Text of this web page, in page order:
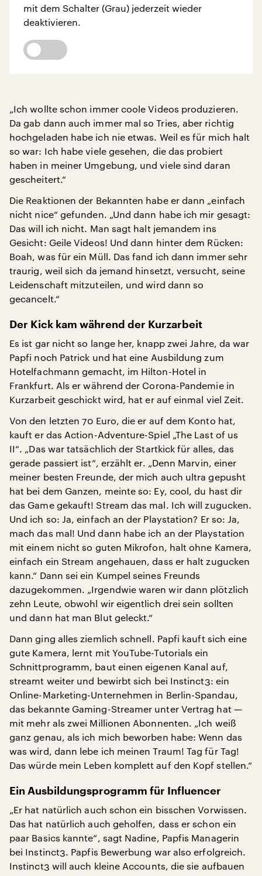
mit dem Schalter (Grau) jederzeit wieder
deaktivieren.
„Ich wollte schon immer coole Videos produzieren.
Da gab dann auch immer mal so Tries, aber richtig
hochgeladen habe ich nie etwas. Weil es für mich halt
so war: Ich habe viele gesehen, die das probiert
haben in meiner Umgebung, und viele sind daran
gescheitert.“
Die Reaktionen der Bekannten habe er dann „einfach
nicht nice“ gefunden. „Und dann habe ich mir gesagt:
Das will ich nicht. Man sagt halt jemandem ins
Gesicht: Geile Videos! Und dann hinter dem Rücken:
Boah, was für ein Müll. Das fand ich dann immer sehr
traurig, weil sich da jemand hinsetzt, versucht, seine
Leidenschaft mitzuteilen, und wird dann so
gecancelt.“
Der Kick kam während der Kurzarbeit
Es ist gar nicht so lange her, knapp zwei Jahre, da war
Papfi noch Patrick und hat eine Ausbildung zum
Hotelfachmann gemacht, im Hilton-Hotel in
Frankfurt. Als er während der Corona-Pandemie in
Kurzarbeit geschickt wird, hat er auf einmal viel Zeit.
Von den letzten 70 Euro, die er auf dem Konto hat,
kauft er das Action-Adventure-Spiel „The Last of us
II“. „Das war tatsächlich der Startkick für alles, das
gerade passiert ist“, erzählt er. „Denn Marvin, einer
meiner besten Freunde, der mich auch ultra gepusht
hat bei dem Ganzen, meinte so: Ey, cool, du hast dir
das Game gekauft! Stream das mal. Ich will zugucken.
Und ich so: Ja, einfach an der Playstation? Er so: Ja,
mach das mal! Und dann habe ich an der Playstation
mit einem nicht so guten Mikrofon, halt ohne Kamera,
einfach ein Stream angehauen, dass er halt zugucken
kann.“ Dann sei ein Kumpel seines Freunds
dazugekommen. „Irgendwie waren wir dann plötzlich
zehn Leute, obwohl wir eigentlich drei sein sollten
und dann hat man Blut geleckt.“
Dann ging alles ziemlich schnell. Papfi kauft sich eine
gute Kamera, lernt mit YouTube-Tutorials ein
Schnittprogramm, baut einen eigenen Kanal auf,
streamt weiter und bewirbt sich bei Instinct3: ein
Online-Marketing-Unternehmen in Berlin-Spandau,
das bekannte Gaming-Streamer unter Vertrag hat —
mit mehr als zwei Millionen Abonnenten. „Ich weiß
ganz genau, als ich mich beworben habe: Wenn das
was wird, dann lebe ich meinen Traum! Tag für Tag!
Das würde mein Leben komplett auf den Kopf stellen.“
Ein Ausbildungsprogramm für Influencer
„Er hat natürlich auch schon ein bisschen Vorwissen.
Das hat natürlich auch geholfen, dass er schon ein
paar Basics kannte“, sagt Nadine, Papfis Managerin
bei Instinct3. Papfis Bewerbung war also erfolgreich.
Instinct3 will auch kleine Accounts, die sie aufbauen